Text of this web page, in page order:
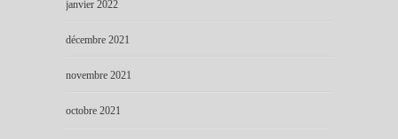
janvier 2022
décembre 2021
novembre 2021
octobre 2021